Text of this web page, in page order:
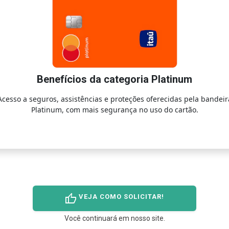
Benefícios da categoria Platinum
a seguros, assistências e proteções oferecidas pela
Platinum, com mais segurança no uso do cartão.
thumb_up VEJA COMO SOLICITAR!
Você continuará em nosso site.